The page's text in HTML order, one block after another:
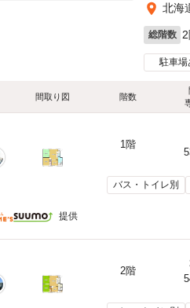
北海
総階数
駐車場
間取り図 階数
1階
バス・トイレ別
提供
2階